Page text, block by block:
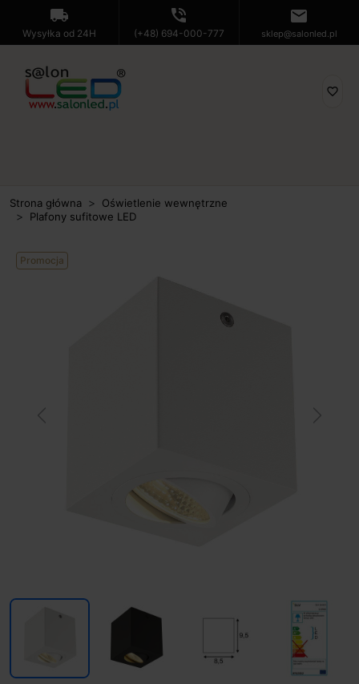
local_shipping
Wysyłka od 24H
phone_in_talk
(+48) 694-000-777
mail
sklep@salonled.pl
favorite_border
Strona główna
Oświetlenie wewnętrzne
Plafony sufitowe LED
Promocja